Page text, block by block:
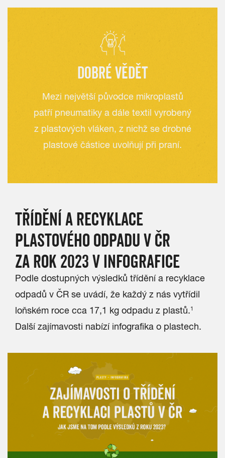
DOBRÉ VĚDĚT
Mezi největší původce mikroplastů
patří pneumatiky a dále textil vyrobený
z plastových vláken, z nichž se drobné
plastové částice uvolňují při praní.
TŘÍDĚNÍ A RECYKLACE
PLASTOVÉHO ODPADU V ČR
ZA ROK 2023 V INFOGRAFICE
Podle dostupných výsledků třídění a recyklace
odpadů v ČR se uvádí, že každý z nás vytřídil
loňském roce cca 17,1 kg odpadu z plastů.1
Další zajímavosti nabízí infografika o plastech.